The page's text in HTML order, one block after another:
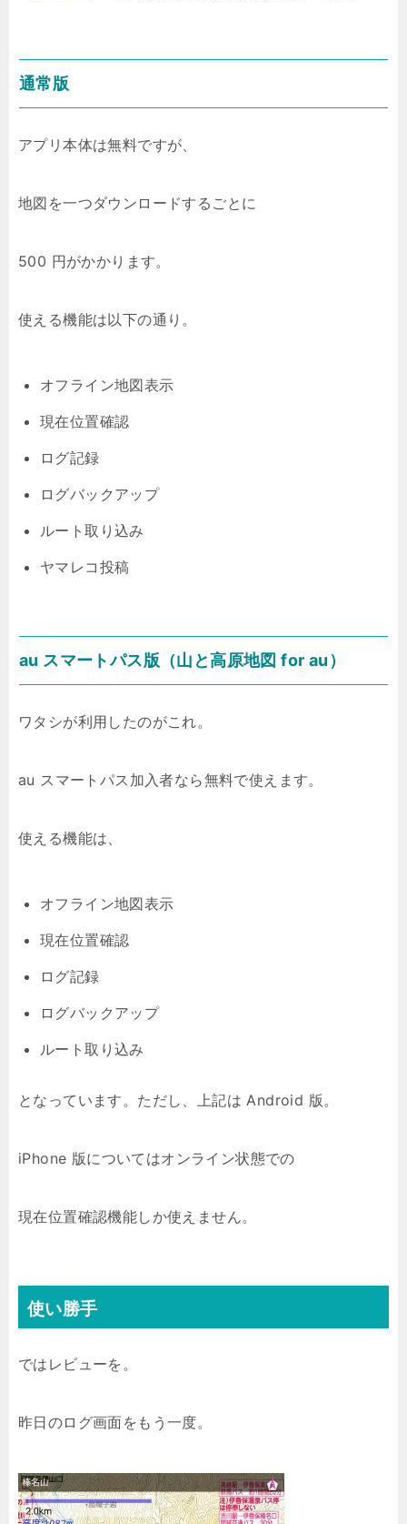
通常版
アプリ本体は無料ですが、
地図を一つダウンロードするごとに
500 円がかかります。
使える機能は以下の通り。
オフライン地図表示
現在位置確認
ログ記録
ログバックアップ
ルート取り込み
ヤマレコ投稿
au スマートパス版（山と高原地図 for au）
ワタシが利用したのがこれ。
au スマートパス加入者なら無料で使えます。
使える機能は、
オフライン地図表示
現在位置確認
ログ記録
ログバックアップ
ルート取り込み
となっています。ただし、上記は Android 版。
iPhone 版についてはオンライン状態での
現在位置確認機能しか使えません。
使い勝手
ではレビューを。
昨日のログ画面をもう一度。